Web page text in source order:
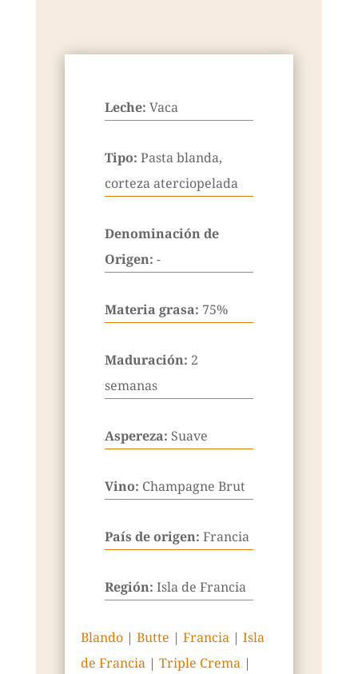
Leche: Vaca
Tipo: Pasta blanda,
corteza aterciopelada
Denominación de
Origen: -
Materia grasa: 75%
Maduración: 2
semanas
Aspereza: Suave
Vino: Champagne Brut
País de origen: Francia
Región: Isla de Francia
Blando| Butte | Francia| Isla
de Francia| Triple Crema|